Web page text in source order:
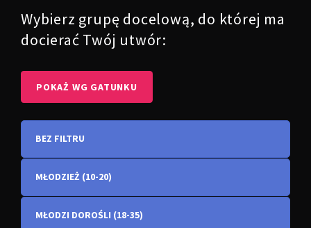
Wybierz grupę docelową, do której ma
docierać Twój utwór:
POKAŻ WG GATUNKU
BEZ FILTRU
MŁODZIEŻ (10-20)
MŁODZI DOROŚLI (18-35)